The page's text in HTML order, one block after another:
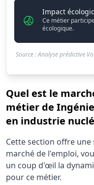
Impact
Ce métier
écologique.
Source : Analyse prédictive
Quel est le
métier de
en industrie
Statistiques
Demandeurs d'emploi
Offres publiées (12 mois)
Cette section offre
marché de l'emploi,
un coup d'œil la
pour ce métier.